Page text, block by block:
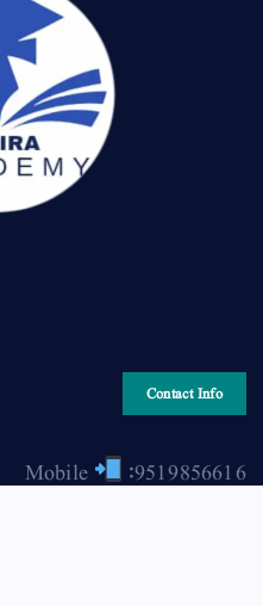
Contact Info
Mobile
:9519856616